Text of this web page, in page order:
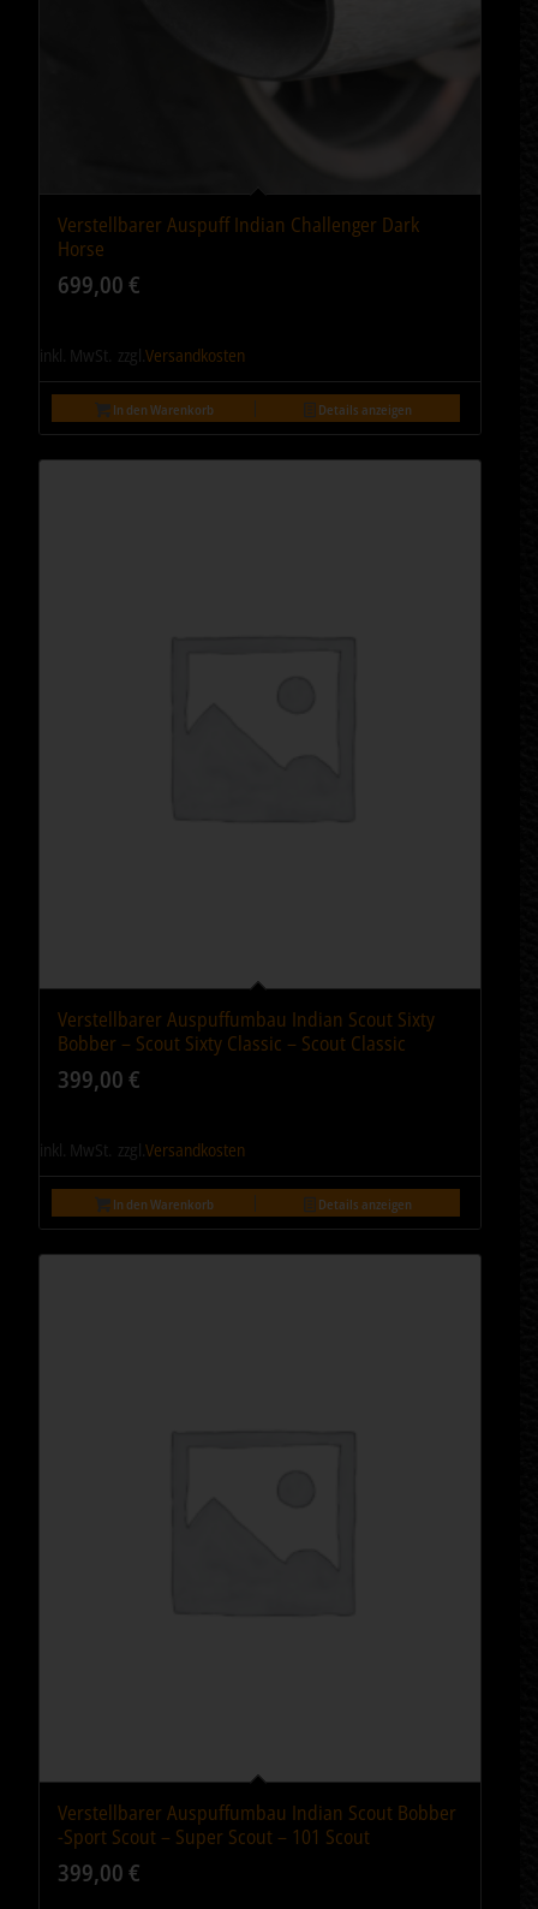
Verstellbarer Auspuff Indian Challenger Dark
Horse
699,00€
inkl. MwSt. zzgl.Versandkosten
In den Warenkorb Details anzeigen
Verstellbarer Auspuffumbau Indian Scout Sixty
Bobber – Scout Sixty Classic – Scout Classic
399,00€
inkl. MwSt. zzgl.Versandkosten
In den Warenkorb Details anzeigen
Verstellbarer Auspuffumbau Indian Scout Bobber
-Sport Scout – Super Scout – 101 Scout
399,00€